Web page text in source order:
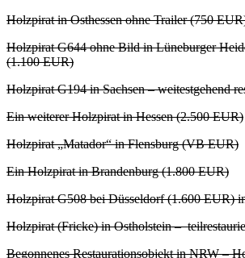
Holzpirat in Osthessen ohne Trailer (750
Holzpirat G644 ohne Bild in Lüneburger
(1.100 EUR)
Holzpirat G194 in Sachsen – weitestgehend
Ein weiterer Holzpirat in Hessen (2.500 EUR)
Holzpirat „Matador“ in Flensburg (VB EUR)
Ein Holzpirat in Brandenburg (1.800 EUR)
Holzpirat G508 bei Düsseldorf (1.600 EUR)
Holzpirat (Fricke) in Ostholstein –
Begonnenes Restaurationsobjekt in NRW –